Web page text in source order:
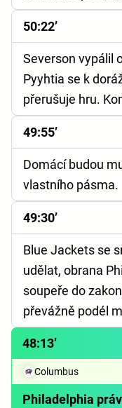
50:22’
Severson vypálil
Pyyhtia se k
přerušuje hru.
49:55’
Domácí budou
vlastního pásma.
49:30’
Blue Jackets se
udělat, obrana
soupeře do
převážně podél
48:13’
Columbus
Philadelphia